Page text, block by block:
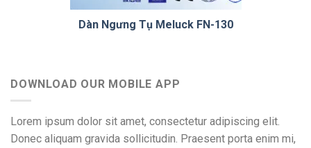
Dàn Ngưng Tụ Meluck FN-130
DOWNLOAD OUR MOBILE APP
Lorem ipsum dolor sit amet, consectetur adipiscing elit.
Donec aliquam gravida sollicitudin. Praesent porta enim mi,